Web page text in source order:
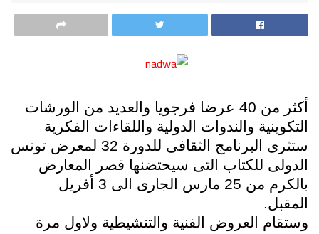
أكثر من 40 عرضا فرجويا والعديد من الورشات
التكوينية والندوات الدولية واللقاءات الفكرية
ستثرى البرنامج الثقافى للدورة 32 لمعرض تونس
الدولى للكتاب التى سيحتضنها قصر المعارض
بالكرم من 25 مارس الجارى الى 3 أفريل
المقبل.
وستقام العروض الفنية والتنشيطية ولاول مرة